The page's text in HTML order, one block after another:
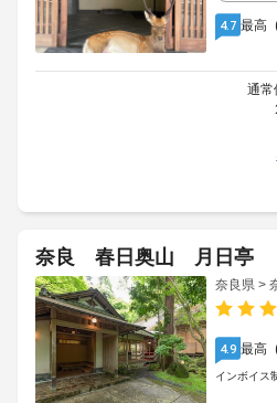
4.7 最高
通常
奈良 春日奥山 月日亭
奈良県 >
4.9 最高
インボイス